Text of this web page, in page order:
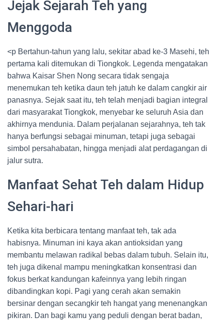
Jejak Sejarah Teh yang
Menggoda
<p Bertahun-tahun yang lalu, sekitar abad ke-3 Masehi, teh
pertama kali ditemukan di Tiongkok. Legenda mengatakan
bahwa Kaisar Shen Nong secara tidak sengaja
menemukan teh ketika daun teh jatuh ke dalam cangkir air
panasnya. Sejak saat itu, teh telah menjadi bagian integral
dari masyarakat Tiongkok, menyebar ke seluruh Asia dan
akhirnya mendunia. Dalam perjalanan sejarahnya, teh tak
hanya berfungsi sebagai minuman, tetapi juga sebagai
simbol persahabatan, hingga menjadi alat perdagangan di
jalur sutra.
Manfaat Sehat Teh dalam Hidup
Sehari-hari
Ketika kita berbicara tentang manfaat teh, tak ada
habisnya. Minuman ini kaya akan antioksidan yang
membantu melawan radikal bebas dalam tubuh. Selain itu,
teh juga dikenal mampu meningkatkan konsentrasi dan
fokus berkat kandungan kafeinnya yang lebih ringan
dibandingkan kopi. Pagi yang cerah akan semakin
bersinar dengan secangkir teh hangat yang menenangkan
pikiran. Dan bagi kamu yang peduli dengan berat badan,